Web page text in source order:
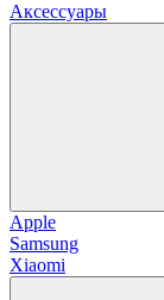
Аксессуары
Apple
Samsung
Xiaomi